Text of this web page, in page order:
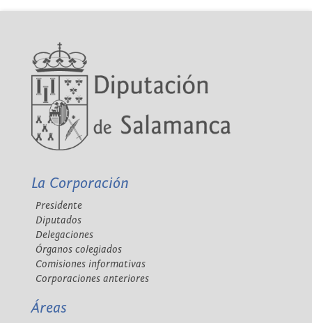
La Corporación
Presidente
Diputados
Delegaciones
Órganos colegiados
Comisiones informativas
Corporaciones anteriores
Áreas